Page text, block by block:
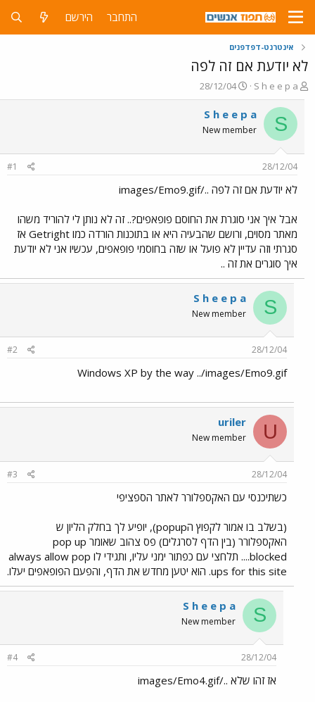
התחבר הירשם
אינטרנט-דפדפנים
לא יודעת אם זה לפה
פ
ו
ת
ח
ה
ש
א
S h e e p a
פ
ו
ר
ם
ר
28/12/04
S
S h e e p a
New member
28/12/04
#1
לא יודעת אם זה לפה ../images/Emo9.gif
אבל איך אני סוגרת את החוסם פופאפים?.. זה לא נותן לי להוריד משהו
מאתר מסוים, ורושם שהבעיה היא או בתוכנות הורדה כמו Getright אז
סגרתי וזה עדיין לא פועל או שזה בחוסמי פופאפים, עכשיו אני לא יודעת
איך סוגרים את זה ..
S
S h e e p a
New member
28/12/04
#2
Windows XP by the way ../images/Emo9.gif
U
uriler
New member
28/12/04
#3
כשתיכנסי עם האקספלורר לאתר הספציפי
(בשלב בו אמור לקפוץ הpopup), יופיע לך בחלק הליון ש
האקספלורר (בין הדף לסרגלים) פס צהוב שאומר pop up
blocked.... תלחצי עם כפתור ימני עליו, ותגידי לו always allow pop
ups for this site. הוא יטען מחדש את הדף, והפעם הפופאפים יעלו.
S
S h e e p a
New member
28/12/04
#4
אז זהו שלא ../images/Emo4.gif